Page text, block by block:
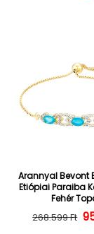
Arannyal Bevont
Etiópiai Paraiba
Fehér
268.599 Ft